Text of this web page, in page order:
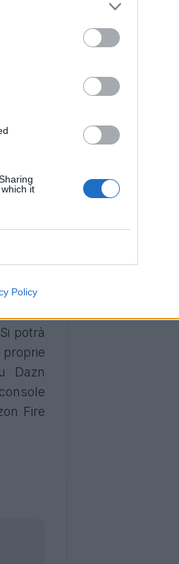
it
Policy
potrà
Dazn
Fire